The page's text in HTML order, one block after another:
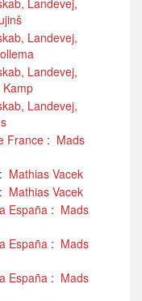
Landevej,
Landevej,
Landevej,
France : Mads
: Mathias Vacek
: Mathias Vacek
España : Mads
España : Mads
España : Mads